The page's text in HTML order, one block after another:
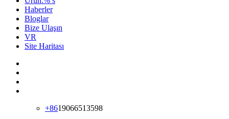
Haberler
Bloglar
Bize Ulaşın
VR
Site Haritası
+8619066513598